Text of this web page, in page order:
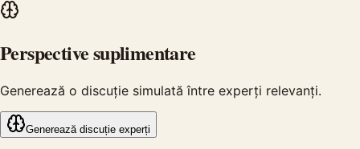
Perspective suplimentare
Generează o discuție simulată între experți relevanți.
Generează discuție experți